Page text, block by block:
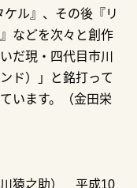
ル』、その後『リ
などを次々と創作
だ現・四代目市川
ド）」と銘打って
います。（金田栄
川猿之助） 平成10